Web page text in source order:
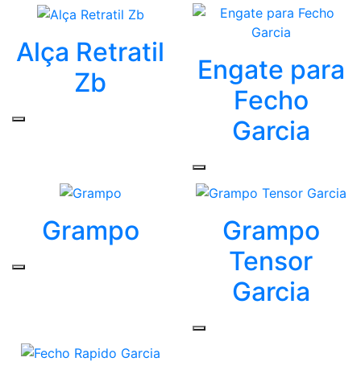
Alça Retratil
Zb
Engate para
Fecho
Garcia
Grampo
Grampo
Tensor
Garcia